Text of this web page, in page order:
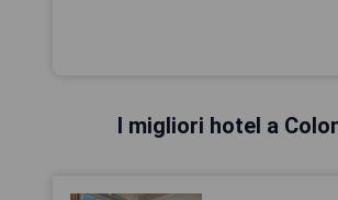
I migliori hotel a